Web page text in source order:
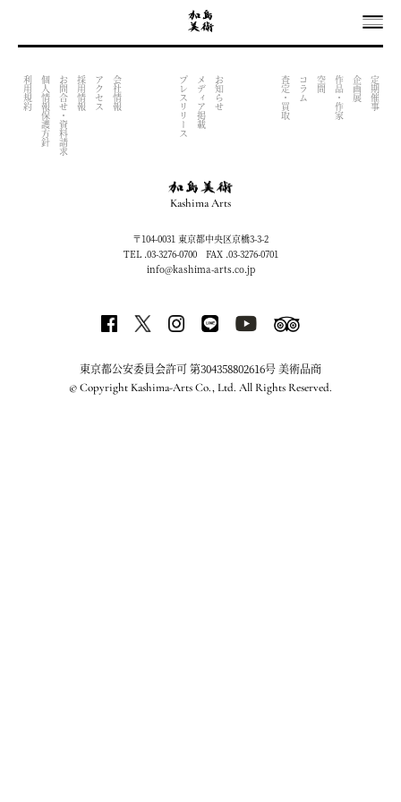
OUTPUT INDEX FILE (NOW UNDER CONSTRACTION)
定期催事
企画展
作品・作家
空間
コラム
査定・買取
お知らせ
メディア掲載
プレスリリース
会社情報
アクセス
採用情報
お問合せ・資料請求
個人情報保護方針
利用規約
Kashima Arts
〒104-0031 東京都中央区京橋3-3-2
TEL .03-3276-0700 FAX .03-3276-0701
info@kashima-arts.co.jp
東京都公安委員会許可 第304358802616号 美術品商
© Copyright Kashima-Arts Co., Ltd. All Rights Reserved.